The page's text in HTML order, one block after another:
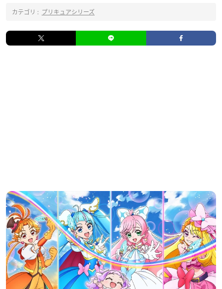
カテゴリ : プリキュアシリーズ